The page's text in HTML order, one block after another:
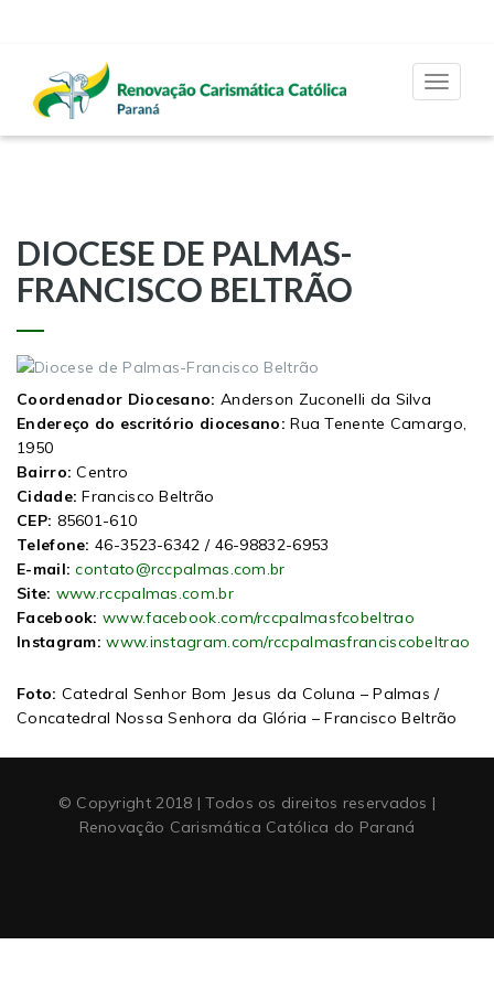
Toggle
DIOCESE DE PALMAS-
FRANCISCO BELTRÃO
Coordenador Diocesano: Anderson Zuconelli da Silva
Endereço do escritório diocesano: Rua Tenente Camargo,
1950
Bairro: Centro
Cidade: Francisco Beltrão
CEP: 85601-610
Telefone: 46-3523-6342 / 46-98832-6953
E-mail: contato@rccpalmas.com.br
Site: www.rccpalmas.com.br
Facebook: www.facebook.com/rccpalmasfcobeltrao
Instagram: www.instagram.com/rccpalmasfranciscobeltrao
Foto: Catedral Senhor Bom Jesus da Coluna – Palmas /
Concatedral Nossa Senhora da Glória – Francisco Beltrão
© Copyright 2018 | Todos os direitos reservados |
Renovação Carismática Católica do Paraná